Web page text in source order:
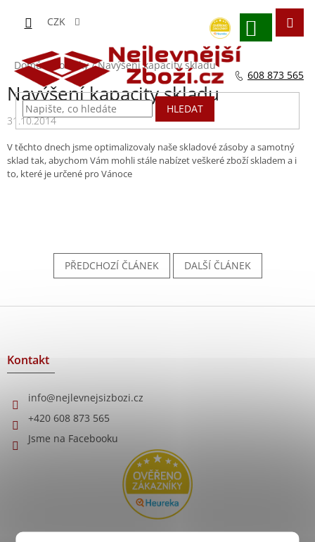
obsah
CZK
HLEDAT
NÁKUPNÍ
Domů / Novinky / Navýšení kapacity skladu
Navýšení kapacity skladu
31.10.2014
V těchto dnech jsme optimalizovaly naše skladové zásoby a samotný
sklad tak, abychom Vám mohli stále nabízet veškeré zboží skladem a i
to, které je určené pro Vánoce
PŘEDCHOZÍ ČLÁNEK DALŠÍ ČLÁNEK
Z
Kontakt
info@nejlevnejsizbozi.cz
+420 608 873 565
Jsme na Facebooku
608 873 565